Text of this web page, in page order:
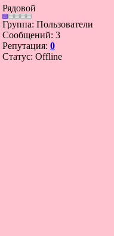
Рядовой
Группа: Пользователи
Сообщений: 3
Репутация: 0
Статус: Offline